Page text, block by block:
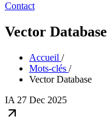
Contact
Vector Database
Accueil /
Mots-clés /
Vector Database
IA 27 Dec 2025